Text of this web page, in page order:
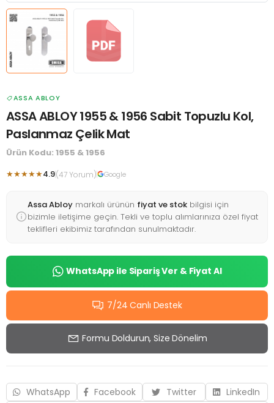
ASSA ABLOY
ASSA ABLOY 1955 & 1956 Sabit Topuzlu Kol,
Paslanmaz Çelik Mat
Ürün Kodu: 1955 & 1956
★★★★★4.9(47 Yorum) Google
Assa Abloy markalı ürünün fiyat ve stok bilgisi için
bizimle iletişime geçin. Tekli ve toplu alımlarınıza özel fiyat
teklifleri ekibimiz tarafından sunulmaktadır.
WhatsApp ile Sipariş Ver & Fiyat Al
7/24 Canlı Destek
Formu Doldurun, Size Dönelim
WhatsApp Facebook Twitter
LinkedIn